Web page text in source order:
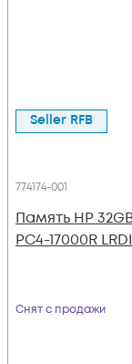
Seller RFB
774174-001
Память HP
PC4-17000R
Снят с продажи